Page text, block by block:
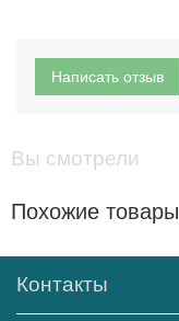
Написать отзыв
Вы смотрели
Похожие товары
Контакты